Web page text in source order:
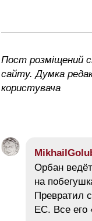
Пост розміщений
сайту. Думка
користувача
Орбан
на
Превратил
ЕС. Все его